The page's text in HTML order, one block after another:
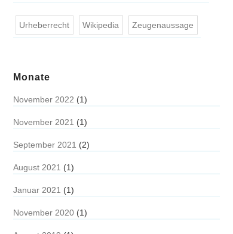
Urheberrecht Wikipedia Zeugenaussage
Monate
November 2022 (1)
November 2021 (1)
September 2021 (2)
August 2021 (1)
Januar 2021 (1)
November 2020 (1)